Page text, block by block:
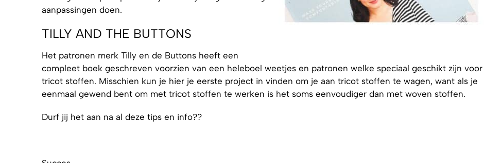
aanpassingen doen.
TILLY AND THE BUTTONS
Het patronen merk Tilly en de Buttons heeft een
compleet boek geschreven voorzien van een heleboel weetjes en patronen welke speciaal geschikt zijn voor
tricot stoffen. Misschien kun je hier je eerste project in vinden om je aan tricot stoffen te wagen, want als je
eenmaal gewend bent om met tricot stoffen te werken is het soms eenvoudiger dan met woven stoffen.
Durf jij het aan na al deze tips en info??